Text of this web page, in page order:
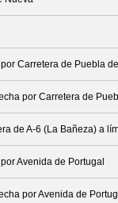
Carretera de Puebla
por Carretera de
de A-6 (La Bañeza) a
Avenida de Portugal
por Avenida de